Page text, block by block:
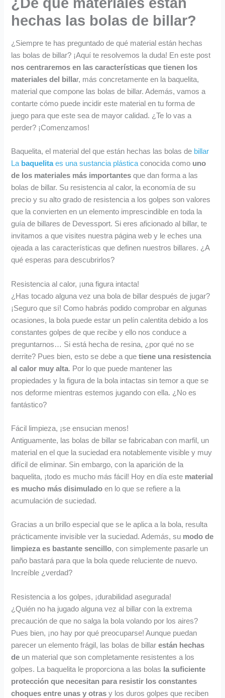
¿De qué materiales están
hechas las bolas de billar?
¿Siempre te has preguntado de qué material están hechas
las bolas de billar? ¡Aquí te resolvemos la duda! En este post
nos centraremos en las características que tienen los
materiales del billar, más concretamente en la baquelita,
material que compone las bolas de billar. Además, vamos a
contarte cómo puede incidir este material en tu forma de
juego para que este sea de mayor calidad. ¿Te lo vas a
perder? ¡Comenzamos!
Baquelita, el material del que están hechas las bolas de billar
La baquelitaes una sustancia plásticaconocida como uno
de los materiales más importantesque dan forma a las
bolas de billar. Su resistencia al calor, la economía de su
precio y su alto grado de resistencia a los golpes son valores
que la convierten en un elemento imprescindible en toda la
guía de billares de Devessport. Si eres aficionado al billar, te
invitamos a que visites nuestra página web y le eches una
ojeada a las características que definen nuestros billares. ¿A
qué esperas para descubrirlos?
Resistencia al calor, ¡una figura intacta!
¿Has tocado alguna vez una bola de billar después de jugar?
¡Seguro que sí! Como habrás podido comprobar en algunas
ocasiones, la bola puede estar un pelín calentita debido a los
constantes golpes de que recibe y ello nos conduce a
preguntarnos… Si está hecha de resina, ¿por qué no se
derrite? Pues bien, esto se debe a que tiene una resistencia
al calor muy alta. Por lo que puede mantener las
propiedades y la figura de la bola intactas sin temor a que se
nos deforme mientras estemos jugando con ella. ¿No es
fantástico?
Fácil limpieza, ¡se ensucian menos!
Antiguamente, las bolas de billar se fabricaban con marfil, un
material en el que la suciedad era notablemente visible y muy
difícil de eliminar. Sin embargo, con la aparición de la
baquelita, ¡todo es mucho más fácil! Hoy en día este material
es mucho más disimulado en lo que se refiere a la
acumulación de suciedad.
Gracias a un brillo especial que se le aplica a la bola, resulta
prácticamente invisible ver la suciedad. Además, su modo de
limpieza es bastante sencillo, con simplemente pasarle un
paño bastará para que la bola quede reluciente de nuevo.
Increíble ¿verdad?
Resistencia a los golpes, ¡durabilidad asegurada!
¿Quién no ha jugado alguna vez al billar con la extrema
precaución de que no salga la bola volando por los aires?
Pues bien, ¡no hay por qué preocuparse! Aunque puedan
parecer un elemento frágil, las bolas de billarestán hechas
de un material que son completamente resistentes a los
golpes. La baquelita le proporciona a las bolas la suficiente
protección que necesitan para resistir los constantes
choques entre unas y otrasy los duros golpes que reciben
.
9
€
.
.
.
9
€
.
€